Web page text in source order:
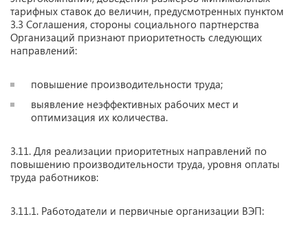
тарифных ставок до величин, предусмотренных пунктом
3.3 Соглашения, стороны социального партнерства
Организаций признают приоритетность следующих
направлений:
повышение производительности труда;
выявление неэффективных рабочих мест и
оптимизация их количества.
3.11. Для реализации приоритетных направлений по
повышению производительности труда, уровня оплаты
труда работников:
3.11.1. Работодатели и первичные организации ВЭП: